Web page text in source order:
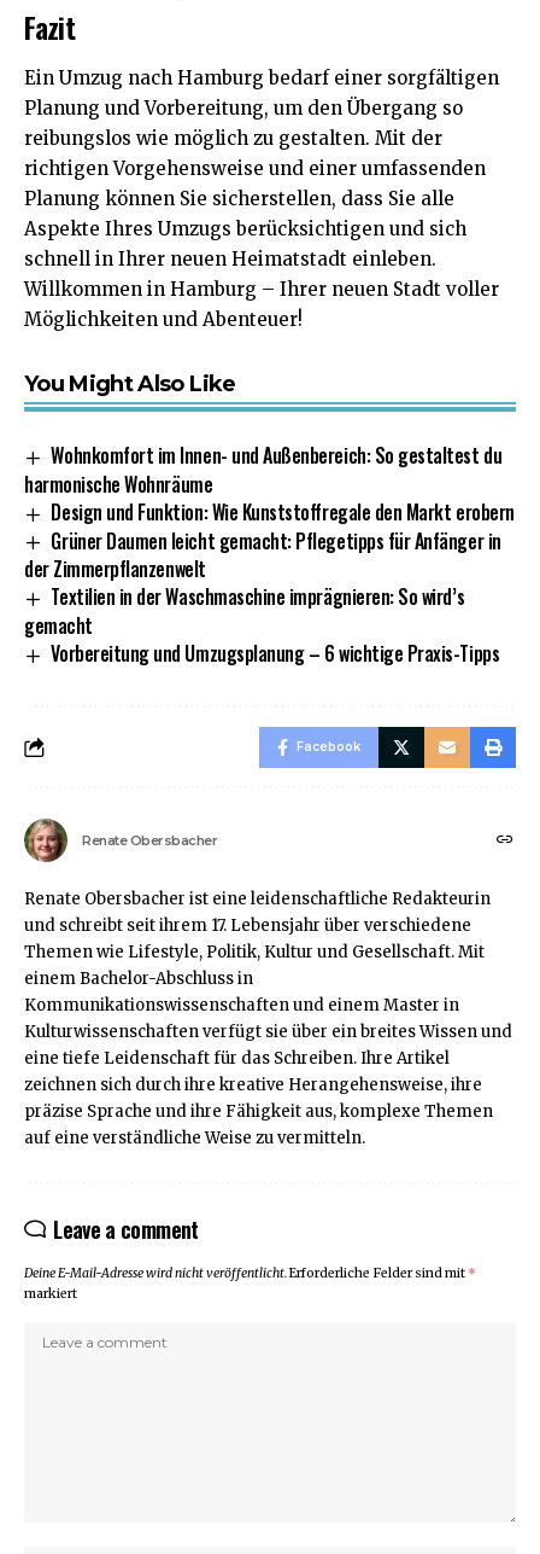
Fazit
Ein Umzug nach Hamburg bedarf einer sorgfältigen
Planung und Vorbereitung, um den Übergang so
reibungslos wie möglich zu gestalten. Mit der
richtigen Vorgehensweise und einer umfassenden
Planung können Sie sicherstellen, dass Sie alle
Aspekte Ihres Umzugs berücksichtigen und sich
schnell in Ihrer neuen Heimatstadt einleben.
Willkommen in Hamburg – Ihrer neuen Stadt voller
Möglichkeiten und Abenteuer!
You Might Also Like
Wohnkomfort im Innen- und Außenbereich: So gestaltest du
harmonische Wohnräume
Design und Funktion: Wie Kunststoffregale den Markt erobern
Grüner Daumen leicht gemacht: Pflegetipps für Anfänger in
der Zimmerpflanzenwelt
Textilien in der Waschmaschine imprägnieren: So wird’s
gemacht
Vorbereitung und Umzugsplanung – 6 wichtige Praxis-Tipps
Facebook
Renate Obersbacher
Renate Obersbacher ist eine leidenschaftliche Redakteurin
und schreibt seit ihrem 17. Lebensjahr über verschiedene
Themen wie Lifestyle, Politik, Kultur und Gesellschaft. Mit
einem Bachelor-Abschluss in
Kommunikationswissenschaften und einem Master in
Kulturwissenschaften verfügt sie über ein breites Wissen und
eine tiefe Leidenschaft für das Schreiben. Ihre Artikel
zeichnen sich durch ihre kreative Herangehensweise, ihre
präzise Sprache und ihre Fähigkeit aus, komplexe Themen
auf eine verständliche Weise zu vermitteln.
Leave a comment
Deine E-Mail-Adresse wird nicht veröffentlicht.Erforderliche Felder sind mit *
markiert